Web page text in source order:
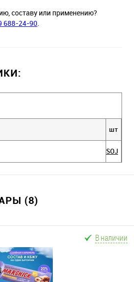
составу или применению?
688-24-90.
шт
SOJ
(8)
В наличии